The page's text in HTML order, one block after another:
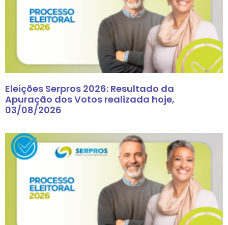
Eleições Serpros 2026: Resultado da
Apuração dos Votos realizada hoje,
03/08/2026